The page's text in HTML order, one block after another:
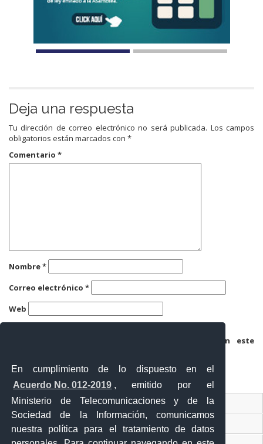
En cumplimiento de lo dispuesto en el
Acuerdo No. 012-2019 , emitido por el
Ministerio de Telecomunicaciones y de la
Sociedad de la Información, comunicamos
nuestra política para el tratamiento de datos
Deja una respuesta
Tu dirección de correo electrónico no será publicada. Los campos
obligatorios están marcados con *
Comentario *
Nombre*
Correo electrónico *
Web
Guarda mi nombre, correo electrónico y web en este
Ventanilla Única Virtual
Ventanilla Única de Comercio Exterior